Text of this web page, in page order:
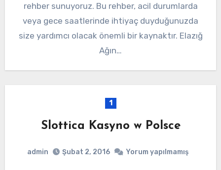
rehber sunuyoruz. Bu rehber, acil durumlarda
veya gece saatlerinde ihtiyaç duyduğunuzda
size yardımcı olacak önemli bir kaynaktır. Elazığ
Ağın…
1
Slottica Kasyno w Polsce
admin Şubat 2, 2016 Yorum yapılmamış